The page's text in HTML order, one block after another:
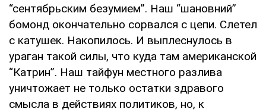
“сентябрьским безумием”. Наш “шановний”
бомонд окончательно сорвался с цепи. Слетел
с катушек. Накопилось. И выплеснулось в
ураган такой силы, что куда там американской
“Катрин”. Наш тайфун местного разлива
уничтожает не только остатки здравого
смысла в действиях политиков, но, к